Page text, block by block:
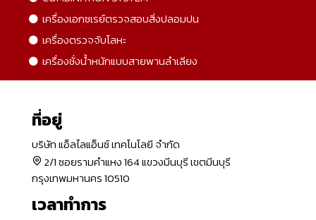
เครื่องเอกซเรย์ตรวจสอบสิ่งปลอมปน
เครื่องตรวจจับโลหะ
เครื่องชั่งน้ำหนักแบบสายพานลำเลียง
ที่อยู่
บริษัท แอ็ลไลแอ็นซ์ เทคโนโลยี จำกัด
2/1 ซอยรามคำแหง 164 แขวงมีนบุรี เขตมีนบุรี
กรุงเทพมหานคร 10510
เวลาทำการ